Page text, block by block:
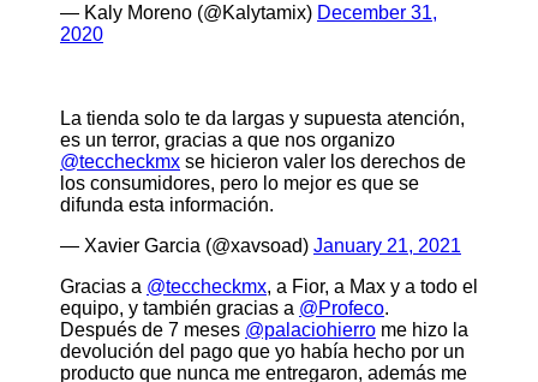
— Kaly Moreno (@Kalytamix) December 31,
2020
La tienda solo te da largas y supuesta atención,
es un terror, gracias a que nos organizo
@teccheckmx se hicieron valer los derechos de
los consumidores, pero lo mejor es que se
difunda esta información.
— Xavier Garcia (@xavsoad) January 21, 2021
Gracias a @teccheckmx, a Fior, a Max y a todo el
equipo, y también gracias a @Profeco.
Después de 7 meses @palaciohierro me hizo la
devolución del pago que yo había hecho por un
producto que nunca me entregaron, además me